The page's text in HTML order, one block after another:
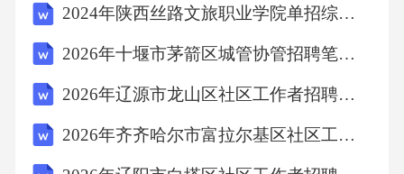
C.监督应注重实际效果
D.监督应注重理论分析
二、多项选择题（本大题共5小题，每小题5
2024年陕西丝路文旅职业学院单招综合素质考试模拟试卷含答案详解（B卷）
2026年十堰市茅箭区城管协管招聘笔试备考题库及答案解析
2026年辽源市龙山区社区工作者招聘考试参考题库及答案解析
2026年齐齐哈尔市富拉尔基区社区工作者招聘考试备考题库及答案解析